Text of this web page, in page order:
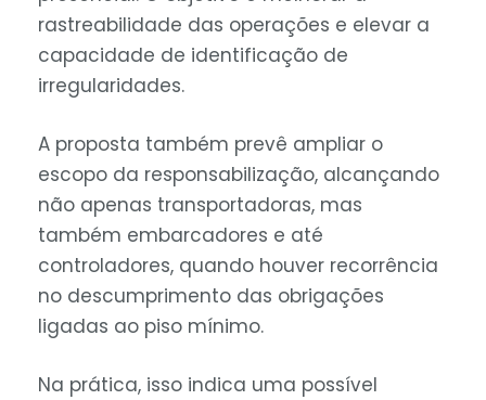
rastreabilidade das operações e elevar a
capacidade de identificação de
irregularidades.
A proposta também prevê ampliar o
escopo da responsabilização, alcançando
não apenas transportadoras, mas
também embarcadores e até
controladores, quando houver recorrência
no descumprimento das obrigações
ligadas ao piso mínimo.
Na prática, isso indica uma possível